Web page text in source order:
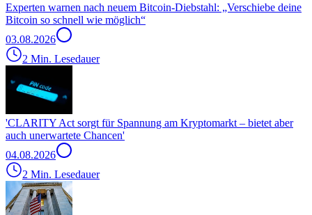
Experten warnen nach neuem Bitcoin-Diebstahl: „Verschiebe deine
Bitcoin so schnell wie möglich“
03.08.2026
2 Min. Lesedauer
'CLARITY Act sorgt für Spannung am Kryptomarkt – bietet aber
auch unerwartete Chancen'
04.08.2026
2 Min. Lesedauer